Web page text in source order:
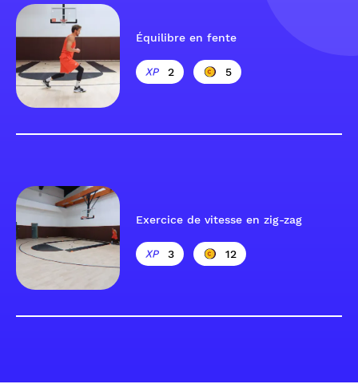
Équilibre en fente
2 5
Exercice de vitesse en zig-zag
3 12